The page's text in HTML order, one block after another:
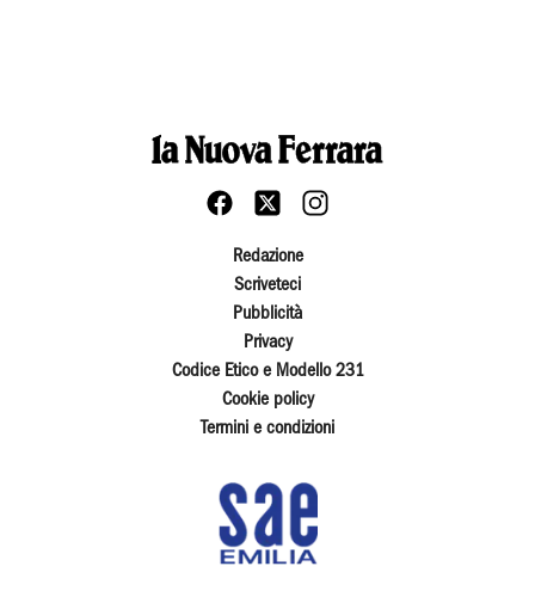
Redazione
Scriveteci
Pubblicità
Privacy
Codice Etico e Modello 231
Cookie policy
Termini e condizioni